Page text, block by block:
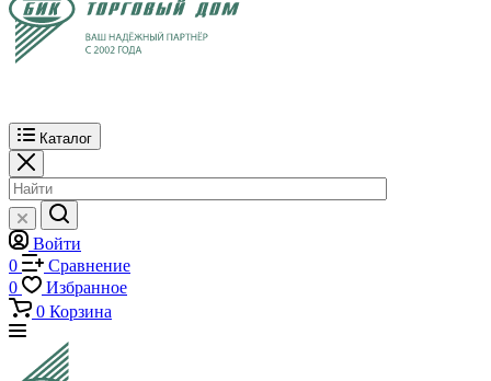
Каталог
Войти
0
Сравнение
0
Избранное
0 Корзина